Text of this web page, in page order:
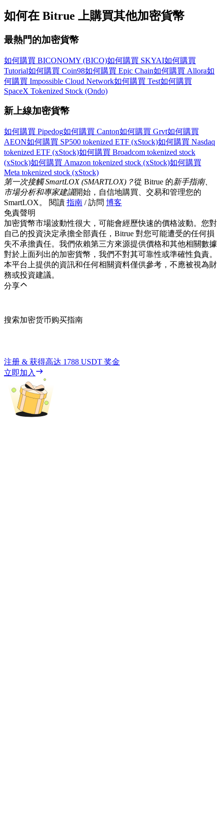
福利中心
登錄註冊
如何在 Bitrue 上購買其他加密貨幣
最熱門的加密貨幣
如何購買 BICONOMY (BICO)如何購買 SKYAI如何購買
Tutorial如何購買 Coin98如何購買 Epic Chain如何購買 Allora如
何購買 Impossible Cloud Network如何購買 Test如何購買
SpaceX Tokenized Stock (Ondo)
新上線加密貨幣
如何購買 Pipedog如何購買 Canton如何購買 Grvt如何購買
AEON如何購買 SP500 tokenized ETF (xStock)如何購買 Nasdaq
tokenized ETF (xStock)如何購買 Broadcom tokenized stock
(xStock)如何購買 Amazon tokenized stock (xStock)如何購買
Meta tokenized stock (xStock)
第一次接觸 SmartLOX (SMARTLOX)？從 Bitrue 的新手指南、
市場分析和專家建議開始，自信地購買、交易和管理您的
SmartLOX。 閱讀 指南 / 訪問 博客
免責聲明
加密貨幣市場波動性很大，可能會經歷快速的價格波動。您對
自己的投資決定承擔全部責任，Bitrue 對您可能遭受的任何損
失不承擔責任。我們依賴第三方來源提供價格和其他相關數據
對於上面列出的加密貨幣，我們不對其可靠性或準確性負責。
本平台上提供的資訊和任何相關資料僅供參考，不應被視為財
務或投資建議。
分享
搜索加密货币购买指南
注册 & 获得高达 1788 USDT 奖金
立即加入